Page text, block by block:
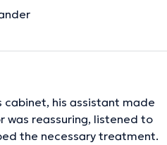
his assistant made
was reassuring, listened to
the necessary treatment.